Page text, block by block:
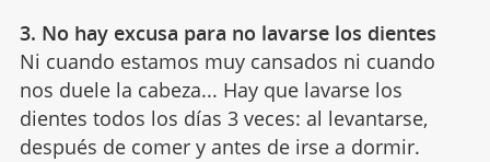
3. No hay excusa para no lavarse los dientes
Ni cuando estamos muy cansados ni cuando
nos duele la cabeza... Hay que lavarse los
dientes todos los días 3 veces: al levantarse,
después de comer y antes de irse a dormir.